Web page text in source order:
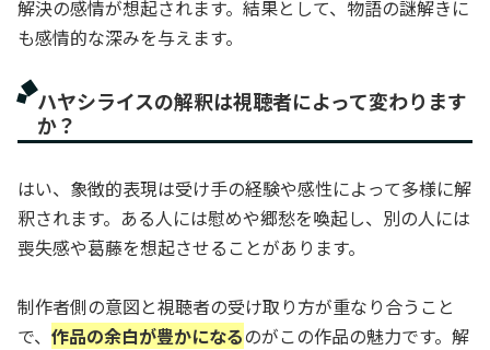
解決の感情が想起されます。結果として、物語の謎解きに
も感情的な深みを与えます。
ハヤシライスの解釈は視聴者によって変わります
か？
はい、象徴的表現は受け手の経験や感性によって多様に解
釈されます。ある人には慰めや郷愁を喚起し、別の人には
喪失感や葛藤を想起させることがあります。
制作者側の意図と視聴者の受け取り方が重なり合うこと
で、 作品の余白が豊かになるのがこの作品の魅力です。解